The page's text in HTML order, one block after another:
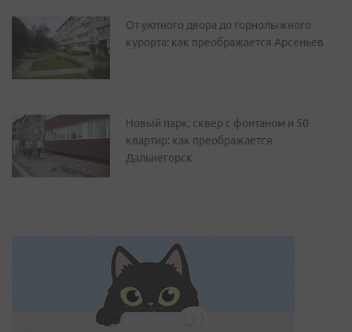
От уютного двора до горнолыжного
курорта: как преображается Арсеньев
Новый парк, сквер с фонтаном и 50
квартир: как преображается
Дальнегорск